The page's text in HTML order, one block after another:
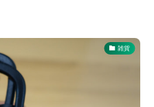
雑貨